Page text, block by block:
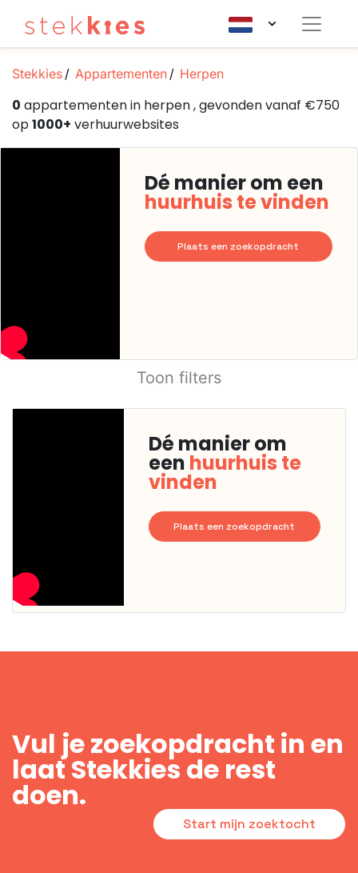
Stekkies Appartementen Herpen
0 appartementen in herpen , gevonden vanaf €750
op1000+ verhuurwebsites
Dé manier om een
huurhuis te vinden
Plaats een zoekopdracht
Toon filters
Dé manier om
een huurhuis te
vinden
Plaats een zoekopdracht
Vul je zoekopdracht in en
laat Stekkies de rest
doen.
Start mijn zoektocht